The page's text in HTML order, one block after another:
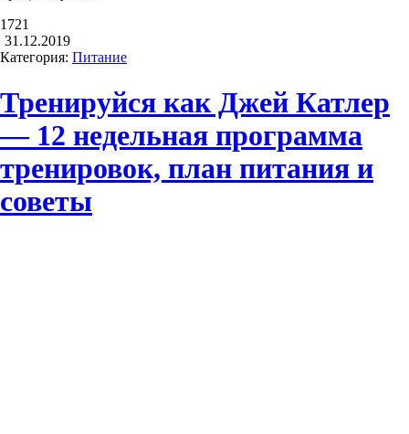
1721
31.12.2019
Категория: Питание
Тренируйся как Джей Катлер
— 12 недельная программа
тренировок, план питания и
советы